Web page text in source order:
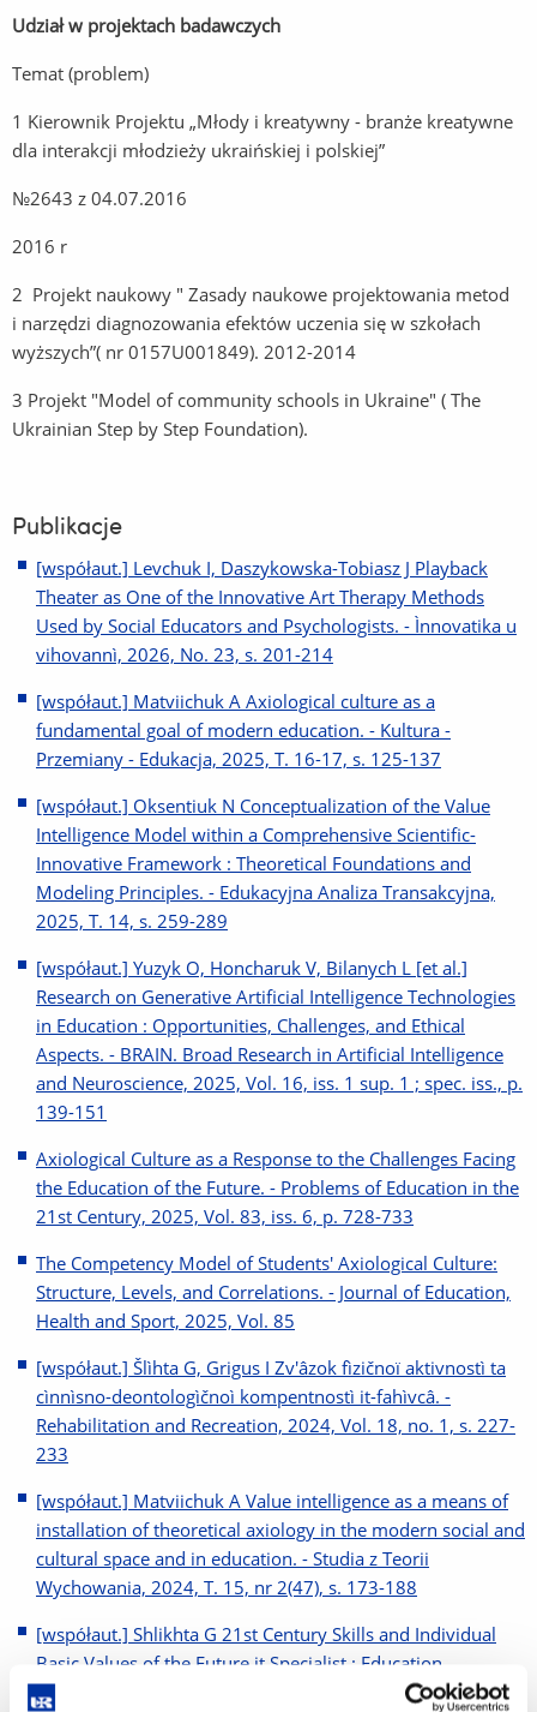
Udział w projektach badawczych
Temat (problem)
1 Kierownik Projektu „Młody i kreatywny - branże kreatywne
dla interakcji młodzieży ukraińskiej i polskiej”
№2643 z 04.07.2016
2016 r
2 Projekt naukowy " Zasady naukowe projektowania metod
i narzędzi diagnozowania efektów uczenia się w szkołach
wyższych”( nr 0157U001849). 2012-2014
3 Projekt "Model of community schools in Ukraine" ( The
Ukrainian Step by Step Foundation).
Publikacje
[współaut.] Levchuk I, Daszykowska-Tobiasz J Playback
Theater as One of the Innovative Art Therapy Methods
Used by Social Educators and Psychologists. - Ìnnovatika u
vihovannì, 2026, No. 23, s. 201-214
[współaut.] Matviichuk A Axiological culture as a
fundamental goal of modern education. - Kultura -
Przemiany - Edukacja, 2025, T. 16-17, s. 125-137
[współaut.] Oksentiuk N Conceptualization of the Value
Intelligence Model within a Comprehensive Scientific-
Innovative Framework : Theoretical Foundations and
Modeling Principles. - Edukacyjna Analiza Transakcyjna,
2025, T. 14, s. 259-289
[współaut.] Yuzyk O, Honcharuk V, Bilanych L [et al.]
Research on Generative Artificial Intelligence Technologies
in Education : Opportunities, Challenges, and Ethical
Aspects. - BRAIN. Broad Research in Artificial Intelligence
and Neuroscience, 2025, Vol. 16, iss. 1 sup. 1 ; spec. iss., p.
139-151
Axiological Culture as a Response to the Challenges Facing
the Education of the Future. - Problems of Education in the
21st Century, 2025, Vol. 83, iss. 6, p. 728-733
The Competency Model of Students' Axiological Culture:
Structure, Levels, and Correlations. - Journal of Education,
Health and Sport, 2025, Vol. 85
[współaut.] Šlìhta G, Grigus I Zv'âzok fìzičnoï aktivnostì ta
cìnnìsno-deontologìčnoì kompentnostì it-fahìvcâ. -
Rehabilitation and Recreation, 2024, Vol. 18, no. 1, s. 227-
233
[współaut.] Matviichuk A Value intelligence as a means of
installation of theoretical axiology in the modern social and
cultural space and in education. - Studia z Teorii
Wychowania, 2024, T. 15, nr 2(47), s. 173-188
[współaut.] Shlikhta G 21st Century Skills and Individual
Basic Values of the Future it Specialist : Education
Perspective. - New Educational Review, 2024, Vol. 75,